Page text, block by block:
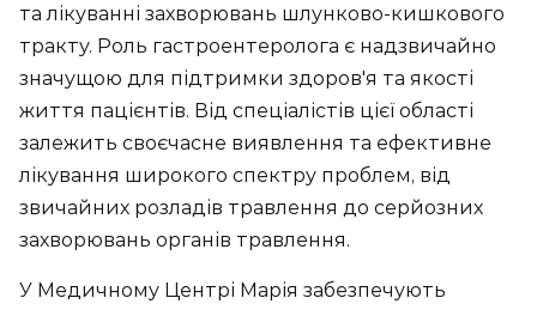
та лікуванні захворювань шлунково-кишкового
тракту. Роль гастроентеролога є надзвичайно
значущою для підтримки здоров'я та якості
життя пацієнтів. Від спеціалістів цієї області
залежить своєчасне виявлення та ефективне
лікування широкого спектру проблем, від
звичайних розладів травлення до серйозних
захворювань органів травлення.
У Медичному Центрі Марія забезпечують